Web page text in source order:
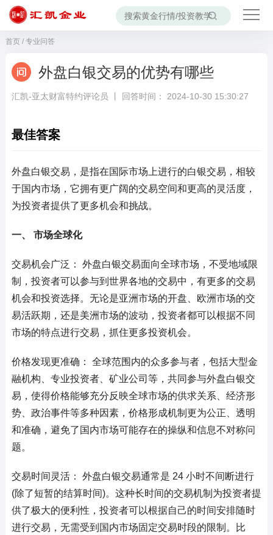
首页/ 专业问答
外盘白银交易的优势有哪些
汇凯-亚太财富特约评论员 丨 回答时间： 2024-10-30 15:30:27
最佳答案
外盘白银交易，是指在国际市场上进行的白银交易，相较
于国内市场，它拥有更广阔的交易空间和更高的灵活度，
为投资者提供了更多机会和挑战。
一、 市场全球化
交易机会广泛： 外盘白银交易面向全球市场，不受地域限
制，投资者可以参与到世界各地的交易中，有更多的交易
机会和投资选择。无论是亚洲市场的开盘、欧洲市场的交
易活跃期，还是美洲市场的波动，投资者都可以根据不同
市场的特点进行交易，抓住更多投资机会。
价格发现更准确： 全球范围内的众多参与者，包括大型金
融机构、专业投资者、矿业公司等，共同参与外盘白银交
易，使得价格能够充分反映全球市场的供求关系、经济形
势、政治事件等多种因素，价格形成机制更为公正、透明
和准确，避免了国内市场可能存在的操纵和信息不对称问
题。
交易时间灵活： 外盘白银交易通常是 24 小时不间断进行
(除了短暂的结算时间)。这种长时间的交易机制为投资者提
供了极大的便利性，投资者可以根据自己的时间安排随时
进行交易，无需受到国内市场固定交易时段的限制。比